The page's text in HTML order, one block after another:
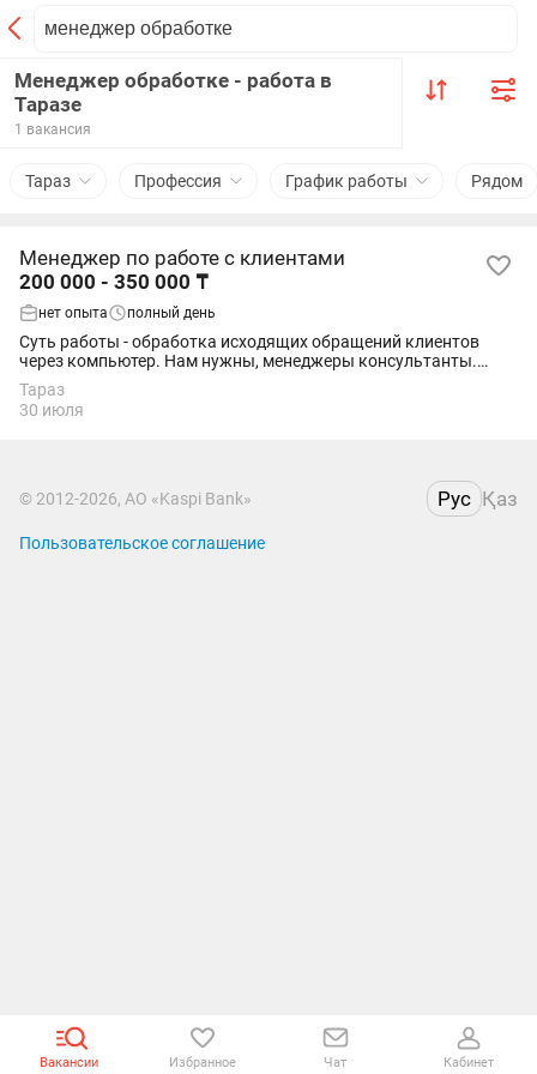
Менеджер обработке - работа в
Таразе
1 вакансия
Тараз Профессия График работы Рядом
Менеджер по работе с клиентами
200 000 - 350 000 ₸
нет опыта полный день
Суть работы - обработка исходящих обращений клиентов
через компьютер. Нам нужны, менеджеры консультанты.
Ищешь работу в открытой рабочей среде, готов к интересным
Тараз
30 июля
© 2012-2026, АО «Kaspi Bank» Рус Қаз
Пользовательское соглашение
Вакансии Избранное Чат Кабинет